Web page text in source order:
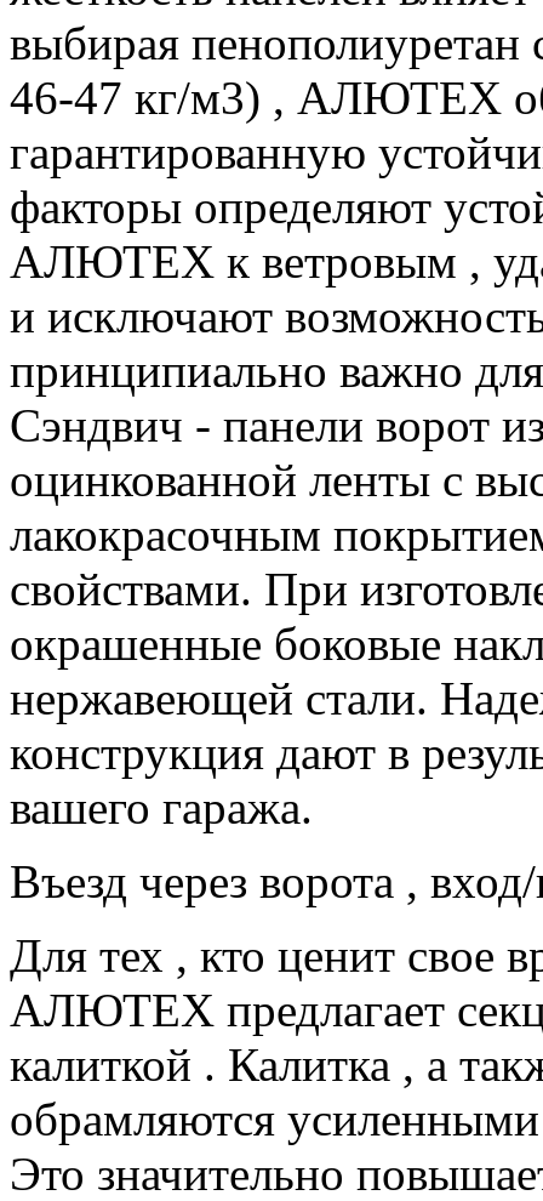
выбирая
46-47 кг/м3) , АЛЮТЕХ
гарантированную
факторы определяют
АЛЮТЕХ к ветровым ,
и исключают
принципиально важно
Сэндвич - панели ворот
оцинкованной ленты с
лакокрасочным
свойствами. При
окрашенные боковые
нержавеющей стали.
конструкция дают в
вашего гаража.
Въезд через ворота ,
Для тех , кто ценит свое
АЛЮТЕХ предлагает
калиткой . Калитка , а
обрамляются
Это значительно